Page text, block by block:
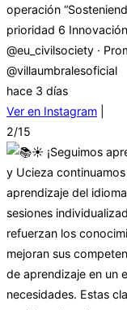
operación
prioridad 6
@eu_civilsociety ·
@villaumbralesoficial
hace 3 días
Ver en Instagram
2/15